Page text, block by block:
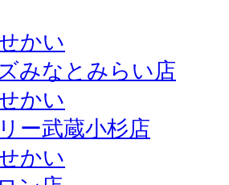
かい
みなとみらい店
かい
ー武蔵小杉店
かい